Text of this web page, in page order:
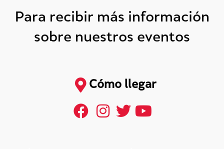
Para recibir más información
sobre nuestros eventos
Cómo llegar